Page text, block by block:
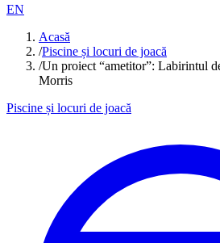
EN
Acasă
/Piscine și locuri de joacă
/Un proiect “ametitor”: Labirintul
Morris
Piscine și locuri de joacă